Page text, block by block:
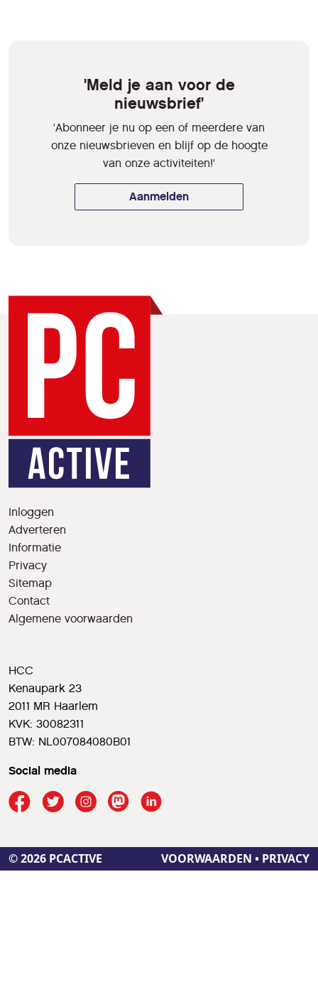
'Meld je aan voor de
nieuwsbrief'
'Abonneer je nu op een of meerdere van
onze nieuwsbrieven en blijf op de hoogte
van onze activiteiten!'
Aanmelden
Inloggen
Adverteren
Informatie
Privacy
Sitemap
Contact
Algemene voorwaarden
HCC
Kenaupark 23
2011 MR Haarlem
KVK: 30082311
BTW: NL007084080B01
Social media
© 2026 PCACTIVE VOORWAARDEN • PRIVACY